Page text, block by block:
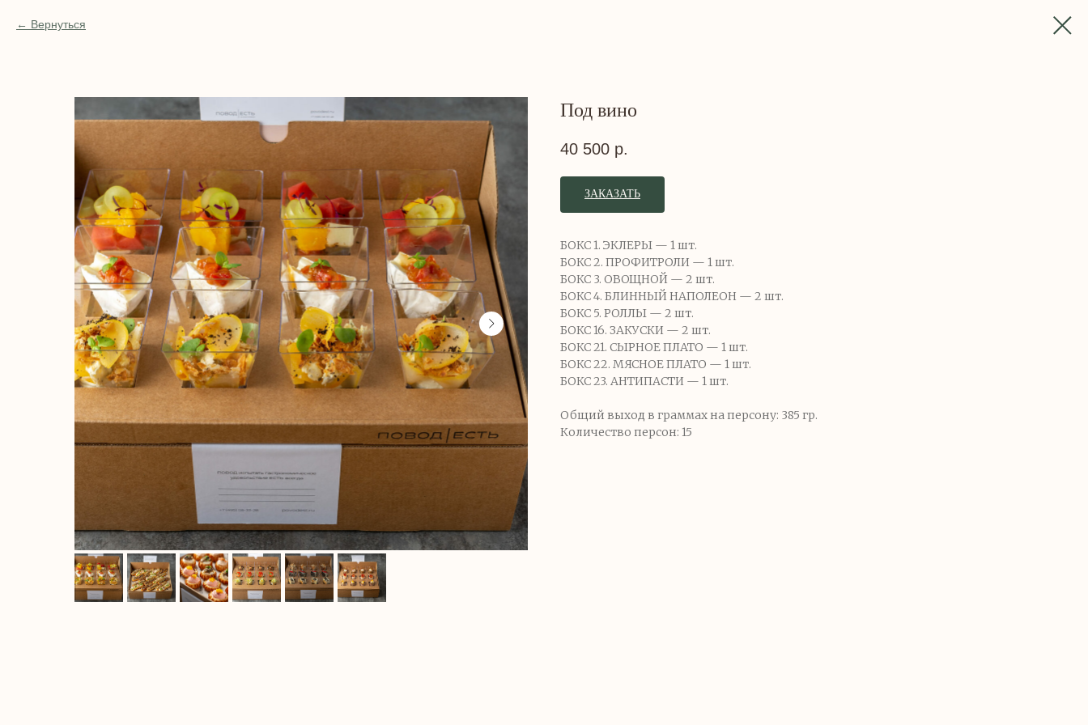
Вернуться
Под вино
40 500 р.
ЗАКАЗАТЬ
БОКС 1. ЭКЛЕРЫ — 1 шт.
БОКС 2. ПРОФИТРОЛИ — 1 шт.
БОКС 3. ОВОЩНОЙ — 2 шт.
БОКС 4. БЛИННЫЙ НАПОЛЕОН — 2 шт.
БОКС 5. РОЛЛЫ — 2 шт.
БОКС 16. ЗАКУСКИ — 2 шт.
БОКС 21. СЫРНОЕ ПЛАТО — 1 шт.
БОКС 22. МЯСНОЕ ПЛАТО — 1 шт.
БОКС 23. АНТИПАСТИ — 1 шт.
Общий выход в граммах на персону: 385 гр.
Количество персон: 15